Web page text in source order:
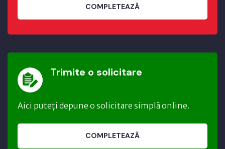
COMPLETEAZĂ
Trimite o solicitare
Aici puteți depune o solicitare simplă online.
COMPLETEAZĂ